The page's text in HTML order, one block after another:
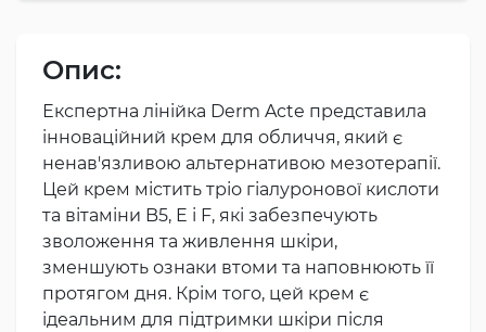
Опис:
Експертна лінійка Derm Acte представила
інноваційний крем для обличчя, який є
ненав'язливою альтернативою мезотерапії.
Цей крем містить тріо гіалуронової кислоти
та вітаміни B5, E і F, які забезпечують
зволоження та живлення шкіри,
зменшують ознаки втоми та наповнюють її
протягом дня. Крім того, цей крем є
ідеальним для підтримки шкіри після